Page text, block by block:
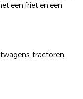
een friet en een
tractoren